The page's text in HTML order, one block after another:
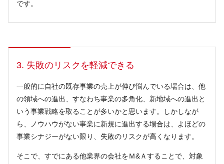
です。
3. 失敗のリスクを軽減できる
一般的に自社の既存事業の売上が伸び悩んでいる場合は、他
の領域への進出、すなわち事業の多角化、新地域への進出と
いう事業戦略を取ることが多いかと思います。しかしなが
ら、ノウハウがない事業に新規に進出する場合は、よほどの
事業シナジーがない限り、失敗のリスクが高くなります。
そこで、すでにある他業界の会社をＭ&Ａすることで、対象